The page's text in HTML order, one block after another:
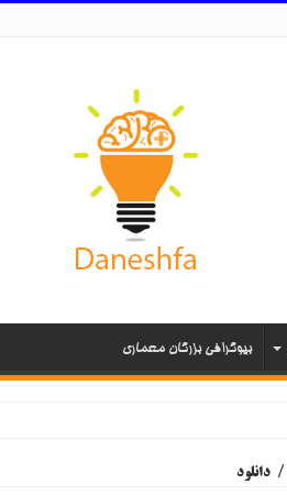
بیوگرافی بزرگان معماری
/ دانلود